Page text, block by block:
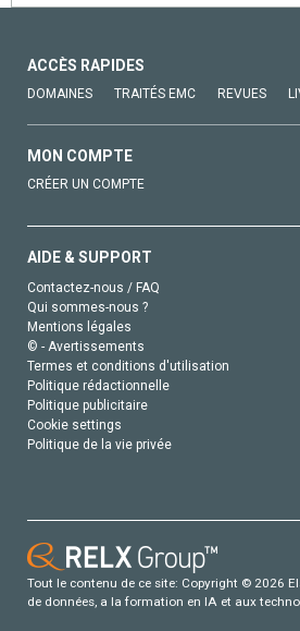
ACCÈS RAPIDES
DOMAINES TRAITÉS EMC REVUES
MON COMPTE
CRÉER UN COMPTE
AIDE & SUPPORT
Contactez-nous / FAQ
Qui sommes-nous ?
Mentions légales
© - Avertissements
Termes et conditions d'utilisation
Politique rédactionnelle
Politique publicitaire
Cookie settings
Politique de la vie privée
Tout le contenu de ce site: Copyright © 2026
de données, a la formation en IA et aux